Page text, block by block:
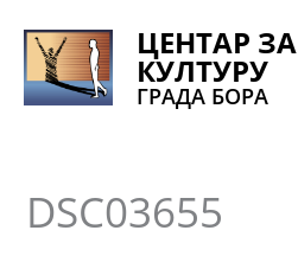
sadržaj
ЦЕНТАР ЗА
КУЛТУРУ
ГРАДА БОРА
DSC03655